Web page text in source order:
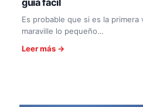
Es probable que si es la
maraville lo pequeño…
Leer más →